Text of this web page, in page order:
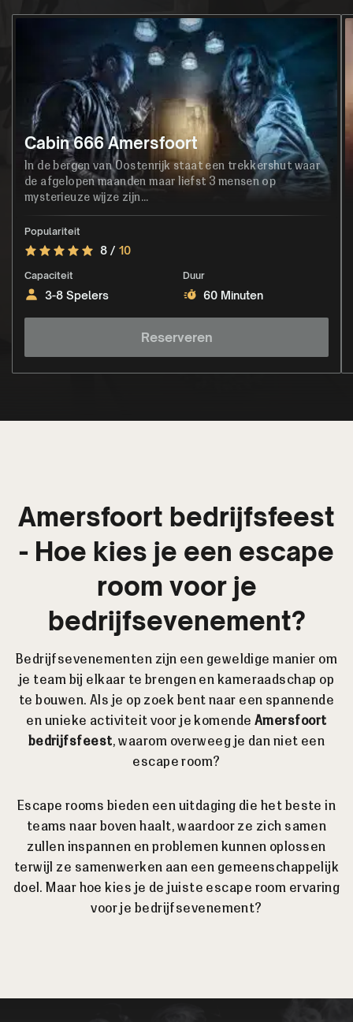
Cabin 666 Amersfoort
In de bergen van Oostenrijk staat een trekkershut waar
de afgelopen maanden maar liefst 3 mensen op
mysterieuze wijze zijn...
Populariteit
8 / 10
Capaciteit
3-8 Spelers
Duur
60 Minuten
Reserveren
Amersfoort bedrijfsfeest
- Hoe kies je een escape
room voor je
bedrijfsevenement?
Bedrijfsevenementen zijn een geweldige manier om
je team bij elkaar te brengen en kameraadschap op
te bouwen. Als je op zoek bent naar een spannende
en unieke activiteit voor je komendeAmersfoort
bedrijfsfeest, waarom overweeg je dan niet een
escape room?
Escape rooms bieden een uitdaging die het beste in
teams naar boven haalt, waardoor ze zich samen
zullen inspannen en problemen kunnen oplossen
terwijl ze samenwerken aan een gemeenschappelijk
doel. Maar hoe kies je de juiste escape room ervaring
voor je bedrijfsevenement?